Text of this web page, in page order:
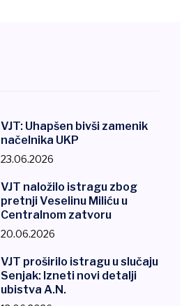
VJT: Uhapšen bivši zamenik
načelnika UKP
23.06.2026
VJT naložilo istragu zbog
pretnji Veselinu Miliću u
Centralnom zatvoru
20.06.2026
VJT proširilo istragu u slučaju
Senjak: Izneti novi detalji
ubistva A.N.